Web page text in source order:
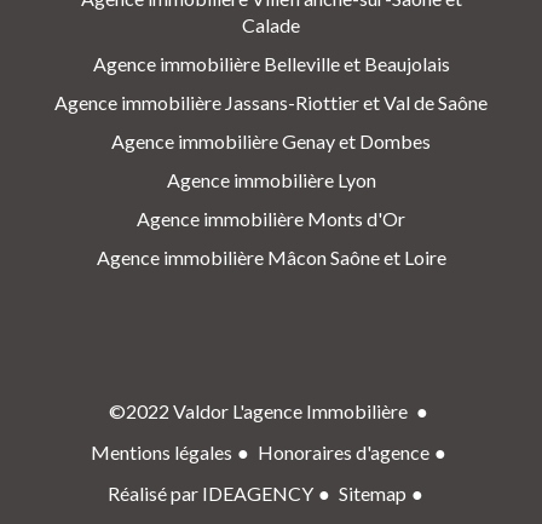
Calade
Agence immobilière Belleville et Beaujolais
Agence immobilière Jassans-Riottier et Val de Saône
Agence immobilière Genay et Dombes
Agence immobilière Lyon
Agence immobilière Monts d'Or
Agence immobilière Mâcon Saône et Loire
©2022 Valdor L'agence Immobilière
Mentions légales
Honoraires d'agence
Réalisé par IDEAGENCY
Sitemap